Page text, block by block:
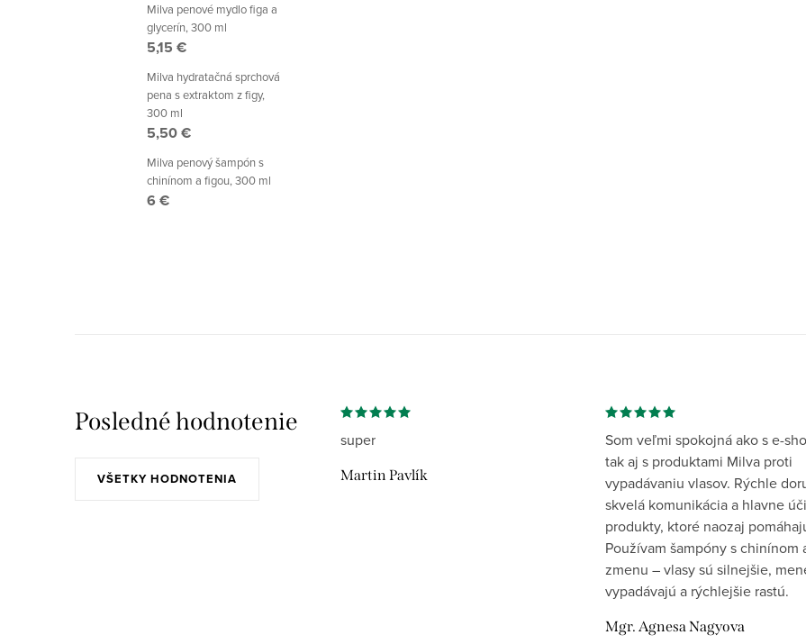
Milva penové mydlo figa a
glycerín, 300 ml
5,15 €
Milva hydratačná sprchová
pena s extraktom z figy,
300 ml
5,50 €
Milva penový šampón s
chinínom a figou, 300 ml
6 €
Posledné hodnotenie
VŠETKY HODNOTENIA
super
Martin Pavlík
Som veľmi spokojná ako s e-
tak aj s produktami Milva proti
vypadávaniu vlasov. Rýchle
skvelá komunikácia a hlavne
produkty, ktoré naozaj
Používam šampóny s chinínom
zmenu – vlasy sú silnejšie,
vypadávajú a rýchlejšie rastú.
Mgr. Agnesa Nagyova